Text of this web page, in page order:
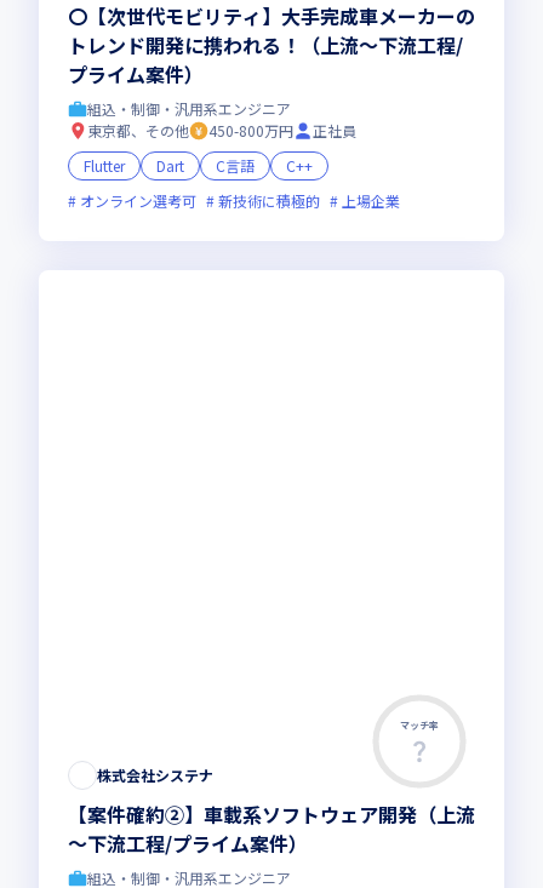
〇【次世代モビリティ】大手完成車メーカーの
トレンド開発に携われる！（上流～下流工程/
プライム案件）
組込・制御・汎用系エンジニア
東京都、その他
450-800万円
正社員
Flutter
Dart C言語
C++
オンライン選考可
新技術に積極的 上場企業
マッチ率
株式会社システナ
【案件確約②】車載系ソフトウェア開発（上流
～下流工程/プライム案件）
組込・制御・汎用系エンジニア